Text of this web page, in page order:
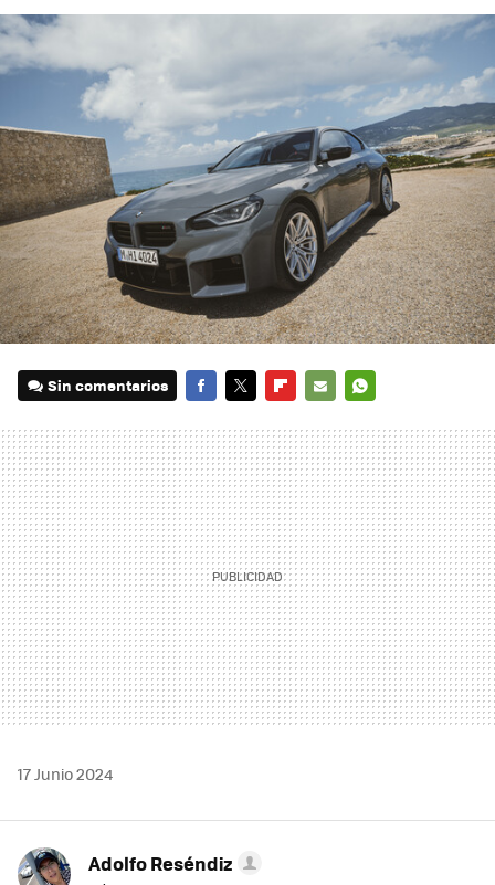
Sin comentarios
MAIL
17 Junio 2024
Adolfo Reséndiz